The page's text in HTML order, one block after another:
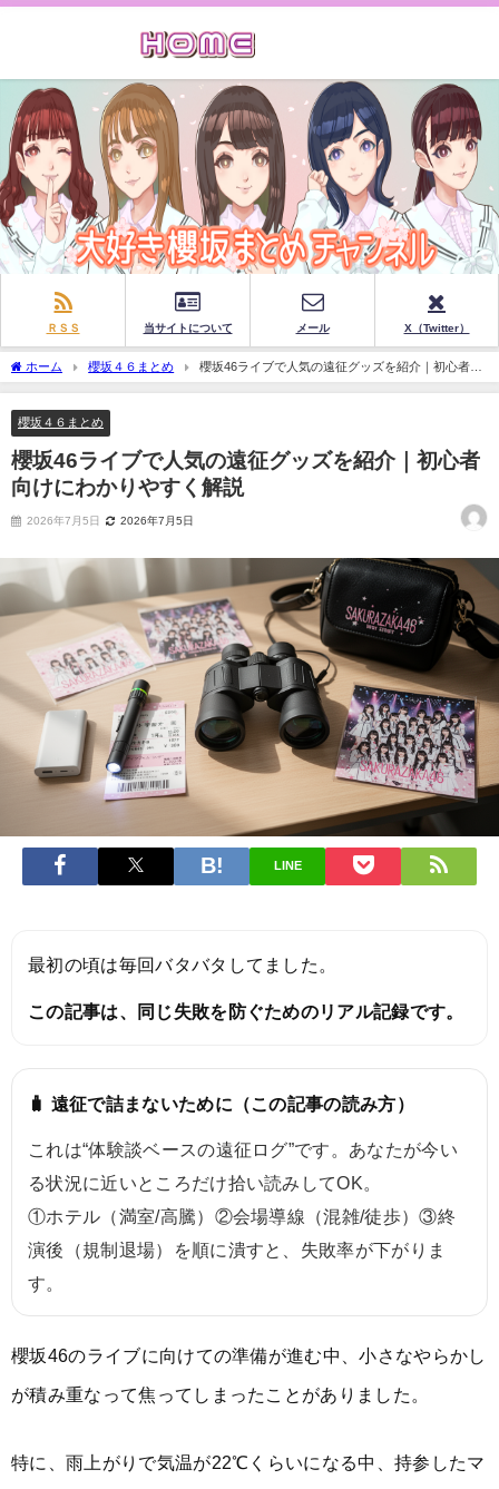
ＲＳＳ 当サイトについて メール X（Twitter）
ホーム 櫻坂４６まとめ
櫻坂46ライブで人気の遠征グッズを紹介｜初心者向
けにわかりやすく解説
櫻坂４６まとめ
櫻坂46ライブで人気の遠征グッズを紹介｜初心者
向けにわかりやすく解説
2026年7月5日 2026年7月5日
LINE
最初の頃は毎回バタバタしてました。
この記事は、同じ失敗を防ぐためのリアル記録です。
🧳 遠征で詰まないために（この記事の読み方）
これは“体験談ベースの遠征ログ”です。あなたが今い
る状況に近いところだけ拾い読みしてOK。
①ホテル（満室/高騰）②会場導線（混雑/徒歩）③終
演後（規制退場）を順に潰すと、失敗率が下がりま
す。
櫻坂46のライブに向けての準備が進む中、小さなやらかし
が積み重なって焦ってしまったことがありました。
特に、雨上がりで気温が22℃くらいになる中、持参したマ